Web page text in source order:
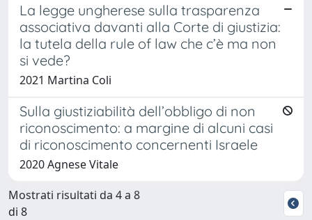
La legge ungherese sulla trasparenza
associativa davanti alla Corte di giustizia:
la tutela della rule of law che c’è ma non
si vede?
2021 Martina Coli
Sulla giustiziabilità dell’obbligo di non
riconoscimento: a margine di alcuni casi
di riconoscimento concernenti Israele
2020 Agnese Vitale
Mostrati risultati da 4 a 8
di 8